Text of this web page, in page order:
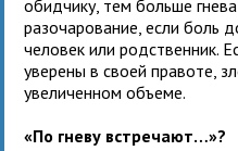
обидчику, тем больше
разочарование, если боль
человек или родственник.
уверены в своей правоте,
увеличенном объеме.
«По гневу встречают…»?